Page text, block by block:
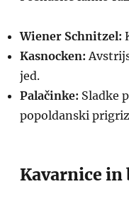
Wiener Schnitzel:
Kasnocken:
jed.
Palačinke: Sladke
popoldanski
Kavarnice in